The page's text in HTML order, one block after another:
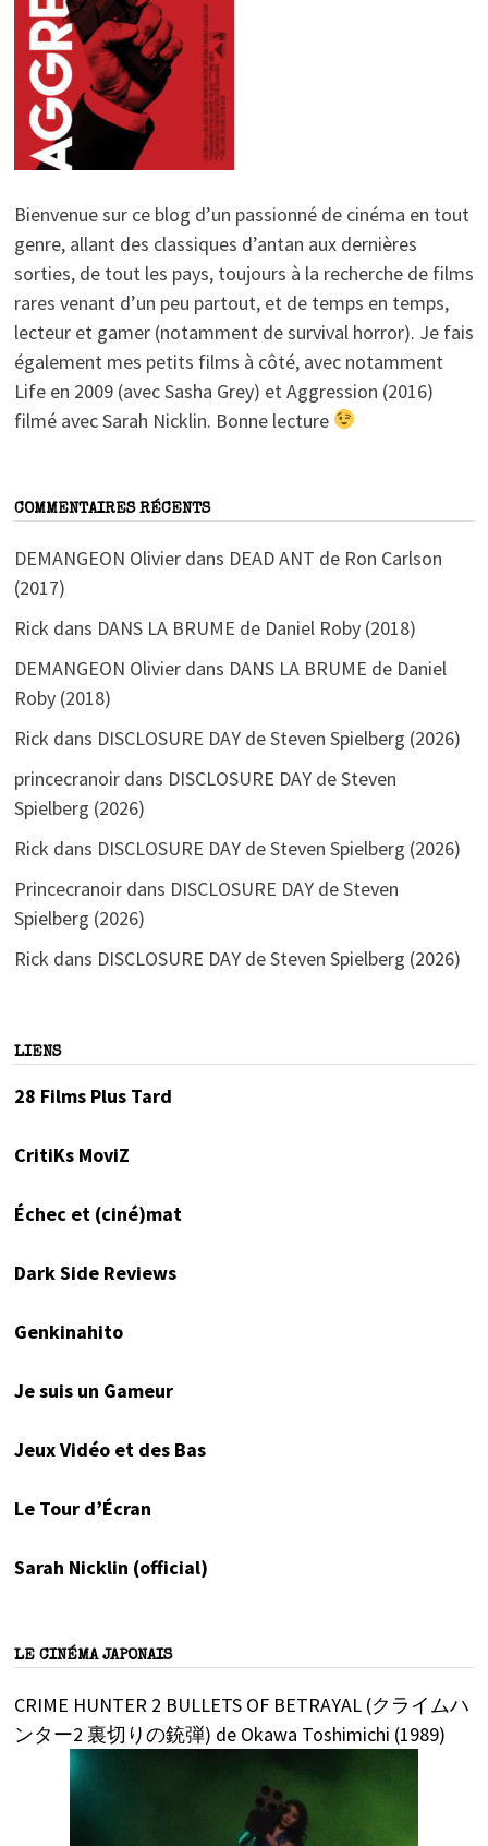
Bienvenue sur ce blog d’un passionné de cinéma en tout
genre, allant des classiques d’antan aux dernières
sorties, de tout les pays, toujours à la recherche de films
rares venant d’un peu partout, et de temps en temps,
lecteur et gamer (notamment de survival horror). Je fais
également mes petits films à côté, avec notamment
Life en 2009 (avec Sasha Grey) et Aggression (2016)
filmé avec Sarah Nicklin. Bonne lecture
COMMENTAIRES RÉCENTS
DEMANGEON Olivierdans DEAD ANT de Ron Carlson
(2017)
Rick dans DANS LA BRUME de Daniel Roby (2018)
DEMANGEON Olivierdans DANS LA BRUME de Daniel
Roby (2018)
Rick dans DISCLOSURE DAY de Steven Spielberg (2026)
princecranoirdans DISCLOSURE DAY de Steven
Spielberg (2026)
Rick dans DISCLOSURE DAY de Steven Spielberg (2026)
Princecranoirdans DISCLOSURE DAY de Steven
Spielberg (2026)
Rick dans DISCLOSURE DAY de Steven Spielberg (2026)
LIENS
28 Films Plus Tard
CritiKs MoviZ
Échec et (ciné)mat
Dark Side Reviews
Genkinahito
Je suis un Gameur
Jeux Vidéo et des Bas
Le Tour d’Écran
Sarah Nicklin (official)
LE CINÉMA JAPONAIS
CRIME HUNTER 2 BULLETS OF BETRAYAL (クライムハ
ンター2 裏切りの銃弾) de Okawa Toshimichi (1989)